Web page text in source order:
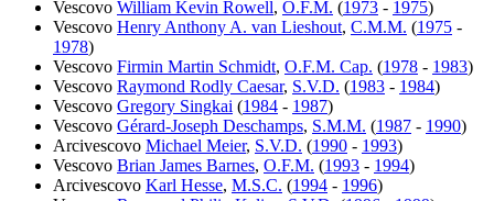
Vescovo William Kevin Rowell, O.F.M. (1973 - 1975)
Vescovo Henry Anthony A. van Lieshout, C.M.M. (1975 -
1978)
Vescovo Firmin Martin Schmidt, O.F.M. Cap. (1978 - 1983)
Vescovo Raymond Rodly Caesar, S.V.D. (1983 - 1984)
Vescovo Gregory Singkai (1984 - 1987)
Vescovo Gérard-Joseph Deschamps, S.M.M. (1987 - 1990)
Arcivescovo Michael Meier, S.V.D. (1990 - 1993)
Vescovo Brian James Barnes, O.F.M. (1993 - 1994)
Arcivescovo Karl Hesse, M.S.C. (1994 - 1996)